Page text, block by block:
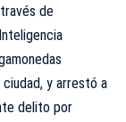
de
y arrestó a
delito por